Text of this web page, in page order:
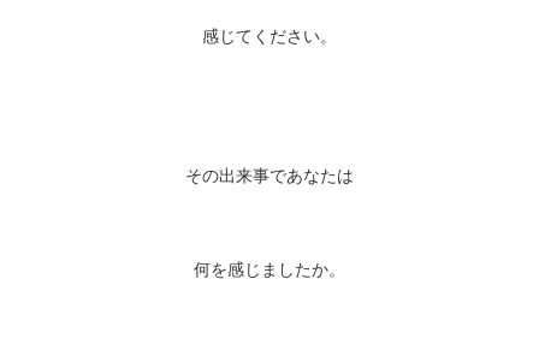
SALT アロマ塩
感じてください。
その出来事であなたは
何を感じましたか。